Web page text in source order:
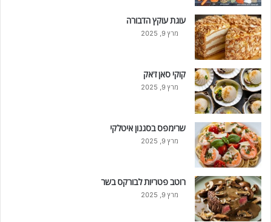
עוגת עוקץ הדבורה
מרץ 9, 2025
קוקי סאן ז'אק
מרץ 9, 2025
שרימפס בסגנון איטלקי
מרץ 9, 2025
רוטב פטריות לבורקס בשר
מרץ 9, 2025